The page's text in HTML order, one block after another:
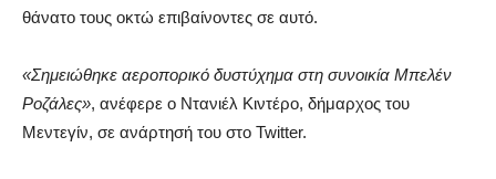
θάνατο τους οκτώ επιβαίνοντες σε αυτό.
«Σημειώθηκε αεροπορικό δυστύχημα στη συνοικία Μπελέν
Ροζάλες», ανέφερε ο Ντανιέλ Κιντέρο, δήμαρχος του
Μεντεγίν, σε ανάρτησή του στο Twitter.